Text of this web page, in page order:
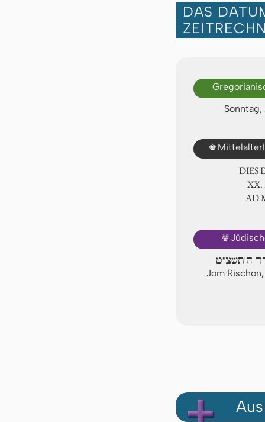
DAS
♚
DIES
ⅩⅩ.
AD
🕎
ה'תשצ"ט
Jom